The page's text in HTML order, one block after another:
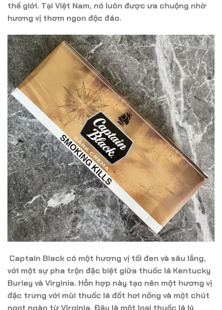
thế giới. Tại Việt Nam, nó luôn được ưa chuộng nhờ
hương vị thơm ngon độc đáo.
Captain Black có một hương vị tối đen và sâu lắng,
với một sự pha trộn đặc biệt giữa thuốc lá Kentucky
Burley và Virginia. Hỗn hợp này tạo nên một hương vị
đặc trưng với mùi thuốc lá đốt hơi nồng và một chút
ngọt ngào từ Virginia. Đây là một loại thuốc lá lý